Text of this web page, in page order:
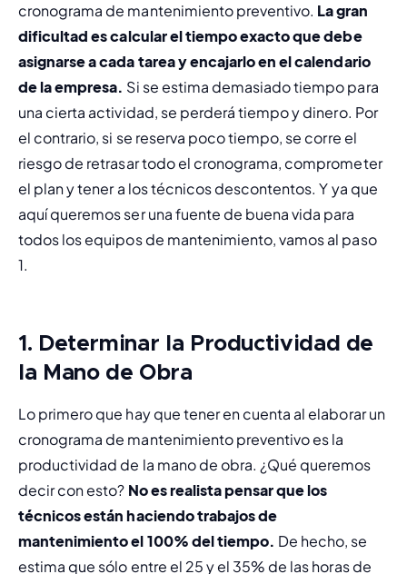
cronograma de mantenimiento preventivo. La gran
dificultad es calcular el tiempo exacto que debe
asignarse a cada tarea y encajarlo en el calendario
de la empresa. Si se estima demasiado tiempo para
una cierta actividad, se perderá tiempo y dinero. Por
el contrario, si se reserva poco tiempo, se corre el
riesgo de retrasar todo el cronograma, comprometer
el plan y tener a los técnicos descontentos. Y ya que
aquí queremos ser una fuente de buena vida para
todos los equipos de mantenimiento, vamos al paso
1.
1. Determinar la Productividad de
la Mano de Obra
Lo primero que hay que tener en cuenta al elaborar un
cronograma de mantenimiento preventivo es la
productividad de la mano de obra. ¿Qué queremos
decir con esto? No es realista pensar que los
técnicos están haciendo trabajos de
mantenimiento el 100% del tiempo. De hecho, se
estima que sólo entre el 25 y el 35% de las horas de